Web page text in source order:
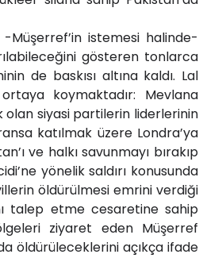
istemesi halinde-
gösteren tonlarca
de baskısı altına kaldı. Lal
koymaktadır: Mevlana
olan siyasi partilerin liderlerinin
katılmak üzere Londra’ya
ve halkı savunmayı bırakıp
yönelik saldırı konusunda
öldürülmesi emrini verdiği
talep etme cesaretine sahip
ziyaret eden Müşerref
öldürüleceklerini açıkça ifade